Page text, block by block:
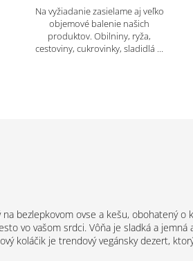
Na vyžiadanie zasielame aj veľko
objemové balenie našich
produktov. Obilniny, ryža,
cestoviny, cukrovinky, sladidlá ...
bezlepkovom ovse a kešu, obohatený o
vo vašom srdci. Vôňa je sladká a jemná
koláčik je trendový vegánsky dezert,